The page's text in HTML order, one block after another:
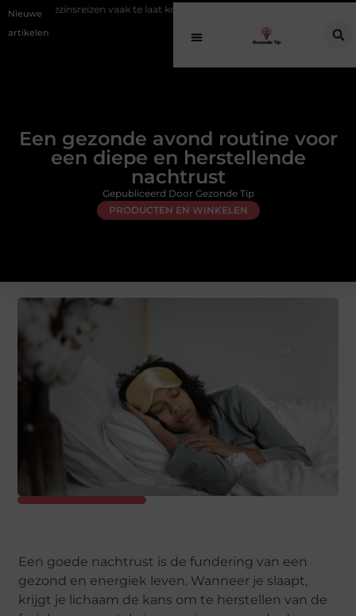
Nieuwe
artikelen
vaak te laat komt Een gezonde avond routine voor een diepe
Een gezonde avond routine voor
een diepe en herstellende
nachtrust
PRODUCTEN EN WINKELEN
Gepubliceerd Door Gezonde Tip
Een goede nachtrust is de fundering van een
gezond en energiek leven. Wanneer je slaapt,
krijgt je lichaam de kans om te herstellen van de